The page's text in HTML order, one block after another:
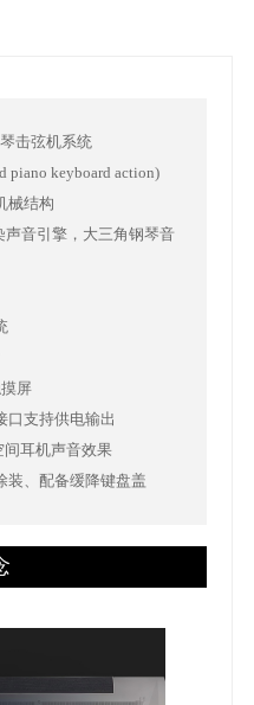
击弦机系统
keyboard action)
械结构
声音引擎，大三角钢琴音
屏
口支持供电输出
间耳机声音效果
装、配备缓降键盘盖